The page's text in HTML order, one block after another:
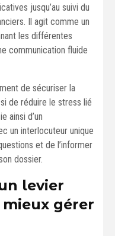
jusqu’au suivi du
Il agit comme un
les différentes
communication fluide
de sécuriser la
de réduire le stress lié
ainsi d’un
un interlocuteur unique
et de l’informer
dossier.
levier
gérer